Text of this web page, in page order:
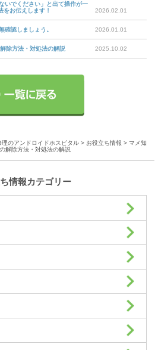
いでください」と出て操作が一
お伝えします！
2026.02.01
確認しましょう。 2026.01.01
除方法・対処法の解説 2025.10.02
のアンドロイドホスピタル > お役立ち情報 > マメ知
解除方法・対処法の解説
情報カテゴリー